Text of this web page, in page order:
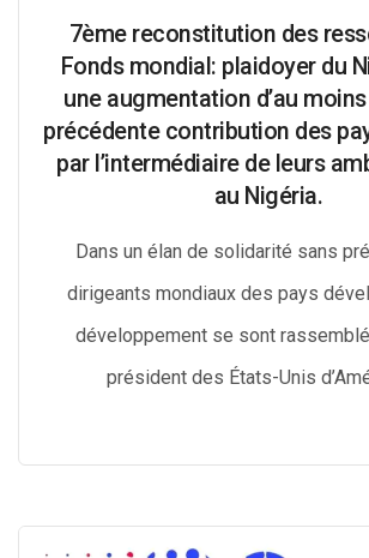
7ème reconstitution des
Fonds mondial: plaidoyer du
une augmentation d’au
précédente contribution des
par l’intermédiaire de leurs
au Nigéria.
Dans un élan de solidarité sans
dirigeants mondiaux des pays
développement se sont
président des États-Unis